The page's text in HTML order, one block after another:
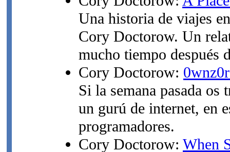
Una historia de viajes
Cory Doctorow. Un
mucho tiempo después
Cory Doctorow:
Si la semana pasada os
un gurú de internet, en
programadores.
Cory Doctorow: When